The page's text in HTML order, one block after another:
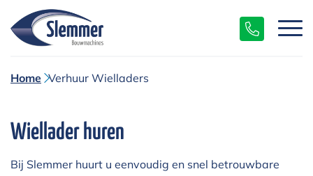
Home Verhuur Wielladers
Wiellader huren
Bij Slemmer huurt u eenvoudig en snel betrouwbare